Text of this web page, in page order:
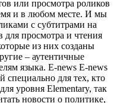
или просмотра роликов
и в любом месте. И мы
с субтитрами на
для просмотра и чтения
из них созданы
– аутентичные
языка. E-news E-news
специально для тех, кто
уровня Elementary, так
новости о политике,